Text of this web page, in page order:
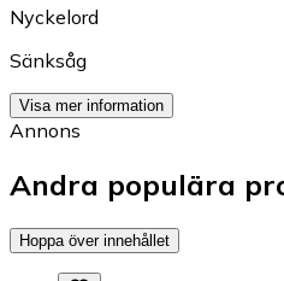
Nyckelord
Sänksåg
Visa mer information
Annons
Andra populära
Hoppa över innehållet